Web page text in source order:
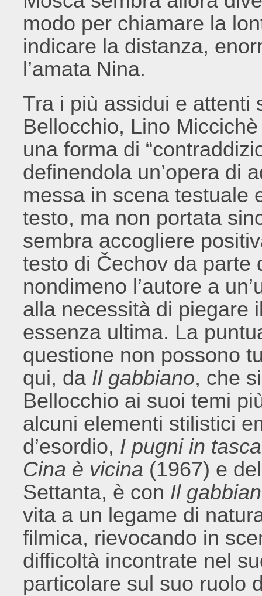
modo per chiamare la
indicare la distanza,
l’amata Nina.
Tra i più assidui e attenti
Bellocchio, Lino
una forma di
definendola un’opera di
messa in scena testuale
testo, ma non portata
sembra accogliere
testo di Čechov da parte
nondimeno l’autore a
alla necessità di piegare
essenza ultima. La
questione non possono
qui, da Il gabbiano, che
Bellocchio ai suoi temi
alcuni elementi stilistici
d’esordio, I pugni in tasca
Cina è vicina (1967) e
Settanta, è con Il
vita a un legame di
filmica, rievocando in
difficoltà incontrate nel
particolare sul suo ruolo